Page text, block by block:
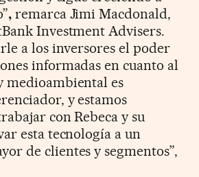
,remarca Jimi Macdonald,
Investment Advisers.
a los inversores el poder
informadas en cuanto al
medioambiental es
y estamos
con Rebeca y su
esta tecnología a un
de clientes y segmentos”,